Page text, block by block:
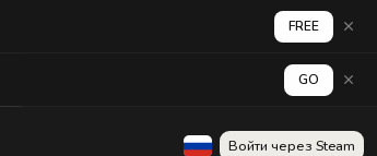
Войти через Steam
FREE
GO